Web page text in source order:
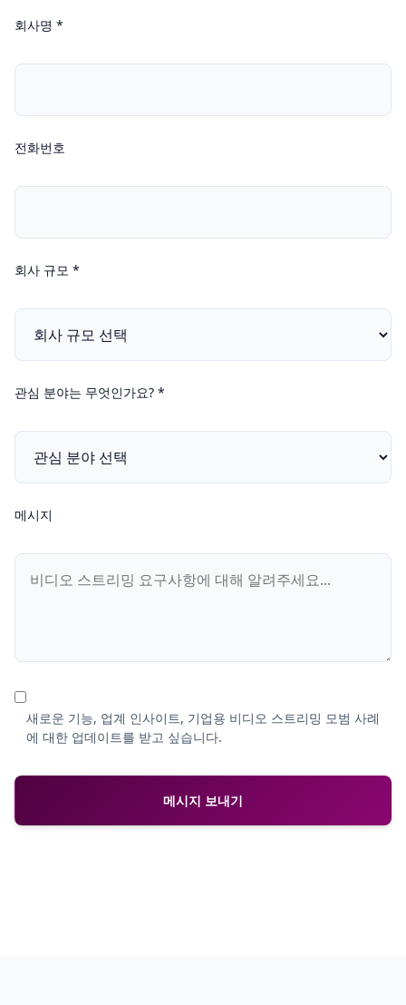
회사명 *
전화번호
회사 규모 *
관심 분야는 무엇인가요? *
메시지
새로운 기능, 업계 인사이트, 기업용 비디오 스트리밍 모범 사례
에 대한 업데이트를 받고 싶습니다.
메시지 보내기